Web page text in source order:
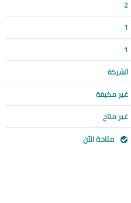
2
1
1
الشركة
غير مكيفة
غير متاح
متاحة الآن